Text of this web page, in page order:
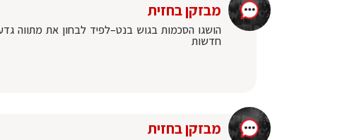
מבזקן בחזית
הושגו הסכמות בגוש בנט–לפיד לבחון את מתווה
חדשות
מבזקן בחזית